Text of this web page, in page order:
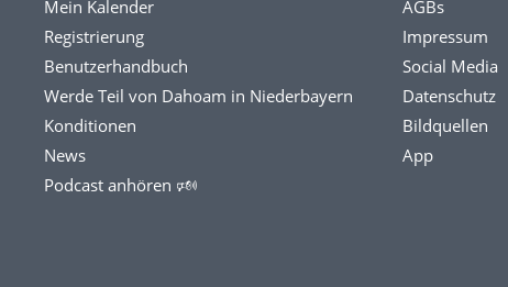
Mein Kalender
Registrierung
Benutzerhandbuch
Werde Teil von Dahoam in Niederbayern
Konditionen
News
Podcast anhören 🕬
AGBs
Impressum
Social Media
Datenschutz
Bildquellen
App